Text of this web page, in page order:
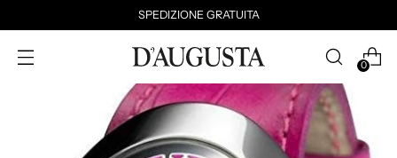
SPEDIZIONE GRATUITA
0